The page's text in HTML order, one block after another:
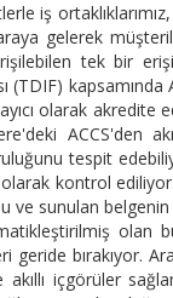
iş
gelerek
tek bir
(TDIF)
olarak akredite
ACCS'den
tespit
kontrol
ve sunulan
olan
bırakıyor.
içgörüler